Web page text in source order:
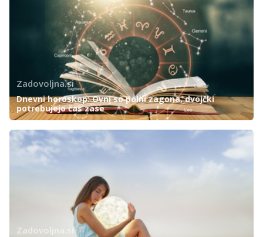
Zadovoljna.si
Dnevni horoskop: Ovni so polni zagona, dvojčki
potrebujejo čas zase
Zadovoljna.si